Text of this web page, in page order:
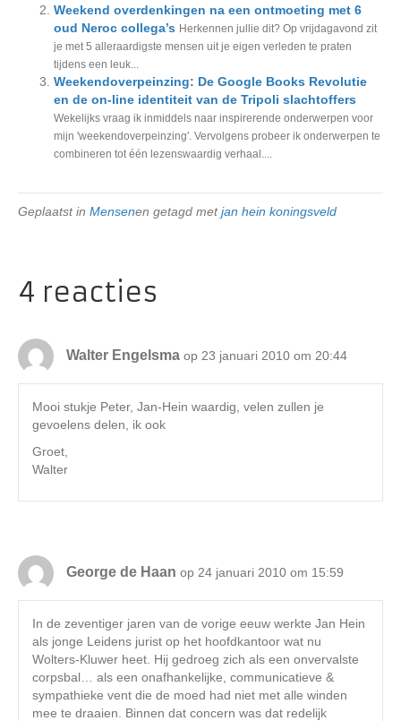
Weekend overdenkingen na een ontmoeting met 6
oud Neroc collega’s Herkennen jullie dit? Op vrijdagavond zit
je met 5 alleraardigste mensen uit je eigen verleden te praten
tijdens een leuk...
Weekendoverpeinzing: De Google Books Revolutie
en de on-line identiteit van de Tripoli slachtoffers
Wekelijks vraag ik inmiddels naar inspirerende onderwerpen voor
mijn 'weekendoverpeinzing'. Vervolgens probeer ik onderwerpen te
combineren tot één lezenswaardig verhaal....
Geplaatst in Mensenen getagd metjan hein koningsveld
4 reacties
Walter Engelsma op 23 januari 2010 om 20:44
Mooi stukje Peter, Jan-Hein waardig, velen zullen je
gevoelens delen, ik ook
Groet,
Walter
George de Haan op 24 januari 2010 om 15:59
In de zeventiger jaren van de vorige eeuw werkte Jan Hein
als jonge Leidens jurist op het hoofdkantoor wat nu
Wolters-Kluwer heet. Hij gedroeg zich als een onvervalste
corpsbal… als een onafhankelijke, communicatieve &
sympathieke vent die de moed had niet met alle winden
mee te draaien. Binnen dat concern was dat redelijk